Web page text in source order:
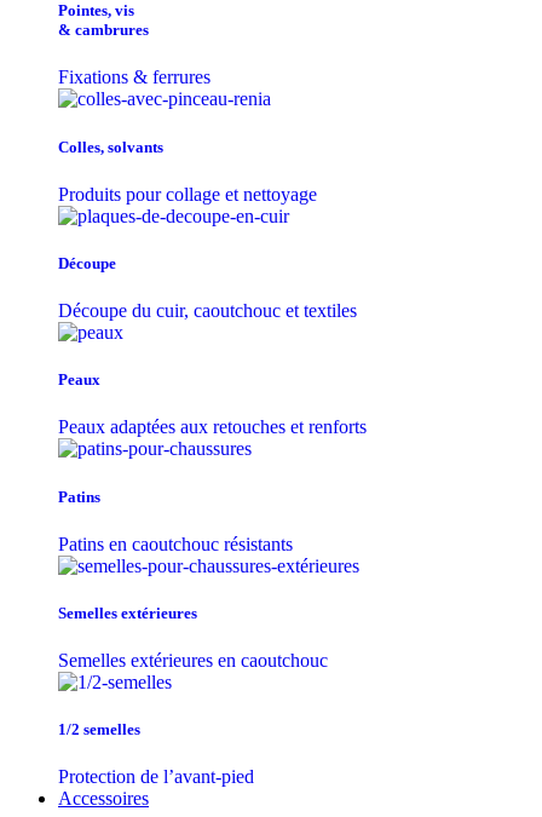
Pointes, vis
& cambrures
Fixations & ferrures
Colles, solvants
Produits pour collage et nettoyage
Découpe
Découpe du cuir, caoutchouc et textiles
Peaux
Peaux adaptées aux retouches et renforts
Patins
Patins en caoutchouc résistants
Semelles extérieures
Semelles extérieures en caoutchouc
1/2 semelles
Protection de l’avant-pied
Accessoires